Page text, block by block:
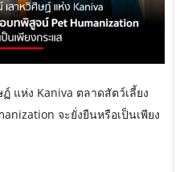
แห่ง Kaniva ตลาดสัตว์เลี้ยง
จะยั่งยืนหรือเป็นเพียง